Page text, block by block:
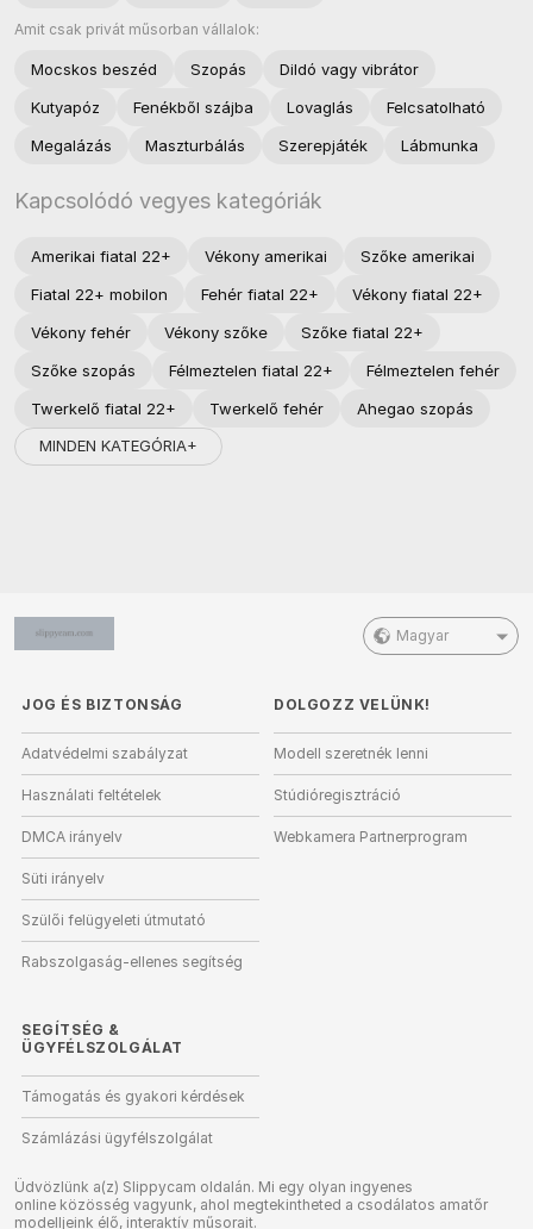
Amit csak privát műsorban vállalok:
Mocskos beszéd Szopás
Dildó vagy vibrátor
Kutyapóz
Fenékből szájba Lovaglás
Felcsatolható
Megalázás
Maszturbálás Szerepjáték Lábmunka
Kapcsolódó vegyes kategóriák
Amerikai fiatal 22+ Vékony amerikai
Szőke amerikai
Fiatal 22+ mobilon
Fehér fiatal 22+
Vékony fiatal 22+
Vékony fehér
Vékony szőke
Szőke fiatal 22+
Szőke szopás
Félmeztelen fiatal 22+
Félmeztelen fehér
Twerkelő fiatal 22+
Twerkelő fehér
Ahegao szopás
MINDEN KATEGÓRIA+
Magyar
JOG ÉS BIZTONSÁG
Adatvédelmi szabályzat
Használati feltételek
DMCA irányelv
Süti irányelv
Szülői felügyeleti útmutató
Rabszolgaság-ellenes segítség
DOLGOZZ VELÜNK!
Modell szeretnék lenni
Stúdióregisztráció
Webkamera Partnerprogram
SEGÍTSÉG &
ÜGYFÉLSZOLGÁLAT
Támogatás és gyakori kérdések
Számlázási ügyfélszolgálat
Üdvözlünk a(z) Slippycam oldalán. Mi egy olyan ingyenes
online közösség vagyunk, ahol megtekintheted a csodálatos amatőr
modelljeink élő, interaktív műsorait.